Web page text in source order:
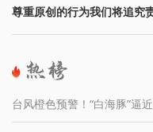
尊重原创的行为我们将追究责
台风橙色预警！“白海豚”逼